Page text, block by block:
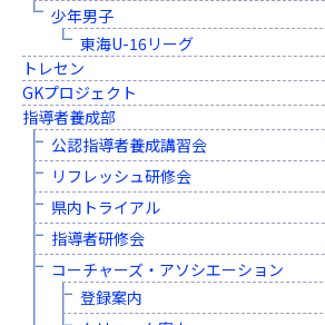
少年男子
東海U-16リーグ
トレセン
GKプロジェクト
指導者養成部
公認指導者養成講習会
リフレッシュ研修会
県内トライアル
指導者研修会
コーチャーズ・アソシエーション
登録案内